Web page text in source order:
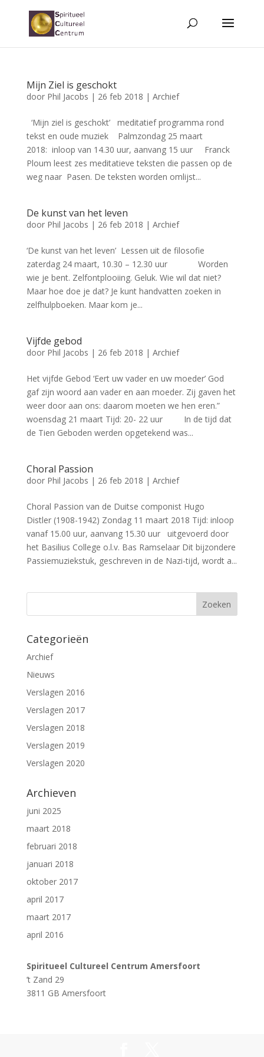
Mijn Ziel is geschokt
door Phil Jacobs | 26 feb 2018 | Archief
‘Mijn ziel is geschokt’ meditatief programma rond
tekst en oude muziek Palmzondag 25 maart
2018: inloop van 14.30 uur, aanvang 15 uur Franck
Ploum leest zes meditatieve teksten die passen op de
weg naar Pasen. De teksten worden omlijst...
De kunst van het leven
door Phil Jacobs | 26 feb 2018 | Archief
‘De kunst van het leven’ Lessen uit de filosofie
zaterdag 24 maart, 10.30 – 12.30 uur Worden
wie je bent. Zelfontplooiing. Geluk. Wie wil dat niet?
Maar hoe doe je dat? Je kunt handvatten zoeken in
zelfhulpboeken. Maar kom je...
Vijfde gebod
door Phil Jacobs | 26 feb 2018 | Archief
Het vijfde Gebod ‘Eert uw vader en uw moeder’ God
gaf zijn woord aan vader en aan moeder. Zij gaven het
weer door aan ons: daarom moeten we hen eren.”
woensdag 21 maart Tijd: 20- 22 uur In de tijd dat
de Tien Geboden werden opgetekend was...
Choral Passion
door Phil Jacobs | 26 feb 2018 | Archief
Choral Passion van de Duitse componist Hugo
Distler (1908-1942) Zondag 11 maart 2018 Tijd: inloop
vanaf 15.00 uur, aanvang 15.30 uur uitgevoerd door
het Basilius College o.l.v. Bas Ramselaar Dit bijzondere
Passiemuziekstuk, geschreven in de Nazi-tijd, wordt a...
Categorieën
Archief
Nieuws
Verslagen 2016
Verslagen 2017
Verslagen 2018
Verslagen 2019
Verslagen 2020
Archieven
juni 2025
maart 2018
februari 2018
januari 2018
oktober 2017
april 2017
maart 2017
april 2016
Spiritueel Cultureel Centrum Amersfoort
’t Zand 29
3811 GB Amersfoort